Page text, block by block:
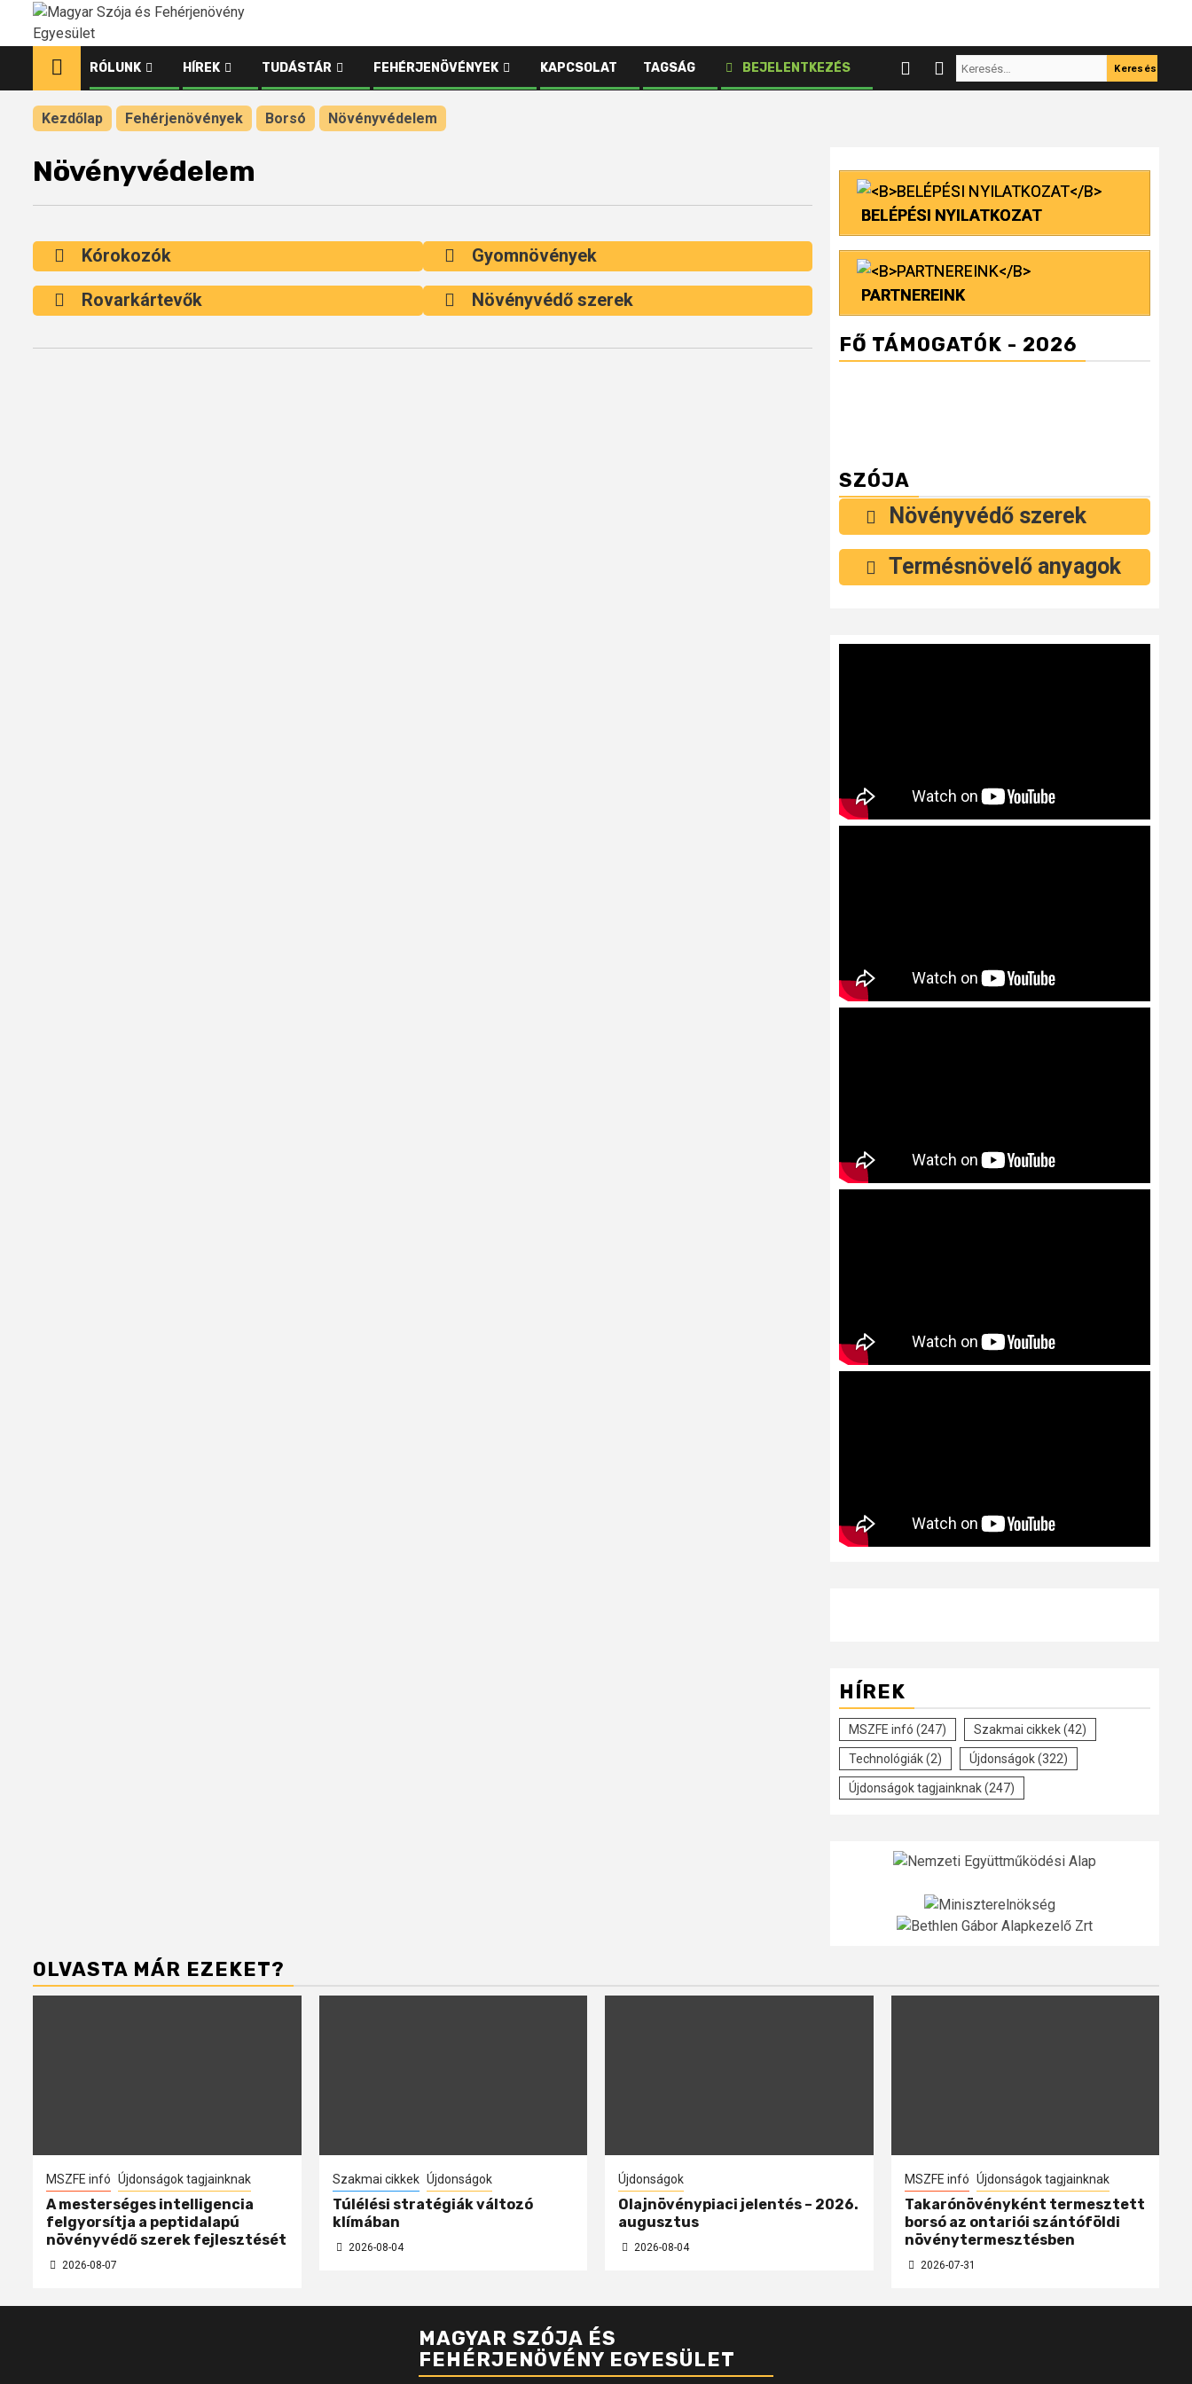
Ugrás
tartalomhoz
RÓLUNK HÍREK TUDÁSTÁR FEHÉRJENÖVÉNYEK KAPCSOLAT TAGSÁG BEJELENTKEZÉS Keresés:
Kezdőlap Fehérjenövények Borsó Növényvédelem
Növényvédelem
Kórokozók
Rovarkártevők
Gyomnövények
Növényvédő szerek
BELÉPÉSI NYILATKOZAT
PARTNEREINK
FŐ TÁMOGATÓK - 2026
SZÓJA
Növényvédő szerek
Termésnövelő anyagok
HÍREK
MSZFE infó (247) Szakmai cikkek(42)
Technológiák(2) Újdonságok(322)
Újdonságok tagjainknak(247)
OLVASTA MÁR EZEKET?
MSZFE infó Újdonságok tagjainknak
A mesterséges intelligencia
felgyorsítja a peptidalapú
növényvédő szerek fejlesztését
2026-08-07
Szakmai cikkek Újdonságok
Túlélési stratégiák változó
klímában
2026-08-04
Újdonságok
Olajnövénypiaci jelentés – 2026.
augusztus
2026-08-04
MSZFE infó Újdonságok tagjainknak
Takarónövényként termesztett
borsó az ontariói szántóföldi
növénytermesztésben
2026-07-31
MAGYAR SZÓJA ÉS
FEHÉRJENÖVÉNY EGYESÜLET